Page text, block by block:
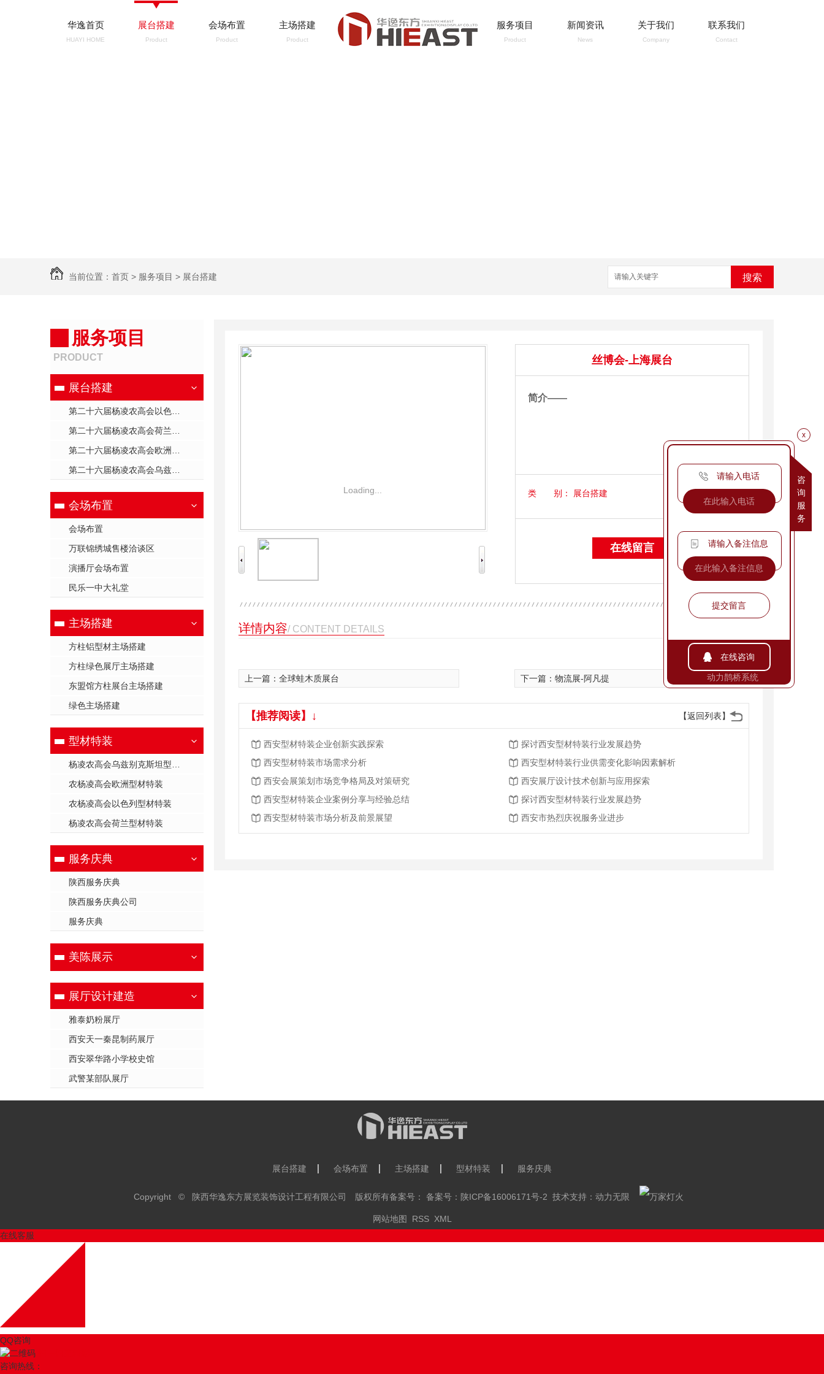
华逸首页
HUAYI HOME
展台搭建
Product
会场布置
Product
主场搭建
Product
服务项目
Product
新闻资讯
News
关于我们
Company
联系我们
Contact
当前位置： 首页 > 服务项目 > 展台搭建 搜索
服务项目
PRODUCT
展台搭建
会场布置
会场布置
万联锦绣城售楼洽谈区
演播厅会场布置
民乐一中大礼堂
主场搭建
方柱铝型材主场搭建
方柱绿色展厅主场搭建
东盟馆方柱展台主场搭建
绿色主场搭建
型材特装
农杨凌高会欧洲型材特装
农杨凌高会以色列型材特装
杨凌农高会荷兰型材特装
服务庆典
陕西服务庆典
陕西服务庆典公司
服务庆典
美陈展示
展厅设计建造
雅泰奶粉展厅
西安天一秦昆制药展厅
西安翠华路小学校史馆
武警某部队展厅
Loading...
丝博会-上海展台
简介——
类 别： 展台搭建
在线留言
详情内容/ CONTENT DETAILS
上一篇： 全球蛙木质展台 下一篇： 物流展-阿凡提
【返回列表】
【推荐阅读】↓
西安型材特装企业创新实践探索
探讨西安型材特装行业发展趋势
西安型材特装市场需求分析
西安型材特装行业供需变化影响因素解析
西安会展策划市场竞争格局及对策研究
西安展厅设计技术创新与应用探索
西安型材特装企业案例分享与经验总结
探讨西安型材特装行业发展趋势
西安型材特装市场分析及前景展望
西安市热烈庆祝服务业进步
展台搭建 会场布置 主场搭建 型材特装 服务庆典
Copyright © 陕西华逸东方展览装饰设计工程有限公司 版权所有备案号： 备案号： 陕ICP备16006171号-2 技术支持： 动力无限
网站地图 RSS XML
在线客服
QQ咨询
咨询热线：
x
咨
询
服
务
请输入电话
请输入备注信息
提交留言
在线咨询
动力鹊桥系统